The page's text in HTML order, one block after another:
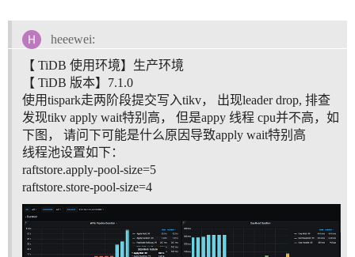
heeewei:
【 TiDB 使用环境】生产环境
【 TiDB 版本】7.1.0
使用tispark走两阶段提交写入tikv， 出现leader drop, 排查
发现tikv apply wait特别高， 但是appy 线程 cpu并不高，如
下图， 请问下可能是什么原因导致apply wait特别高
线程池设置如下：
raftstore.apply-pool-size=5
raftstore.store-pool-size=4